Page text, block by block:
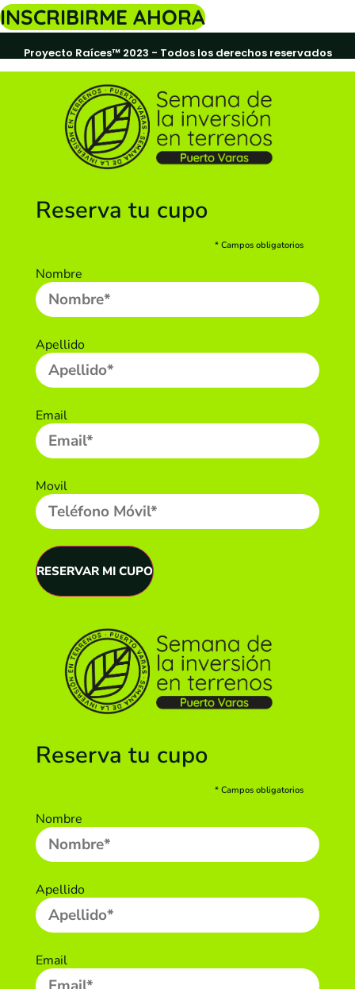
INSCRIBIRME AHORA
Proyecto Raíces™ 2023 - Todos los derechos reservados
Reserva tu cupo
* Campos obligatorios
Nombre
Apellido
Email
Movil
RESERVAR MI CUPO
Reserva tu cupo
* Campos obligatorios
Nombre
Apellido
Email